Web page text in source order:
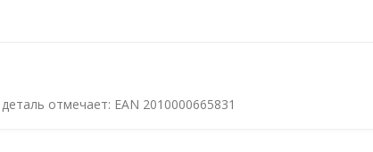
отмечает: EAN 2010000665831